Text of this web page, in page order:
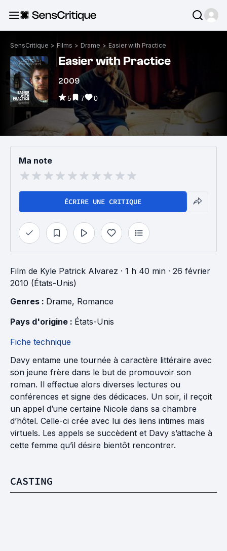
SensCritique > Films > Drame > Easier with Practice
Easier with Practice
2009
5 7 0
Ma note
ÉCRIRE UNE CRITIQUE
Film de Kyle Patrick Alvarez · 1 h 40 min · 26 février
2010 (États-Unis)
Genres : Drame, Romance
Pays d'origine : États-Unis
Fiche technique
Davy entame une tournée à caractère littéraire avec
son jeune frère dans le but de promouvoir son
roman. Il effectue alors diverses lectures ou
conférences et signe des dédicaces. Un soir, il reçoit
un appel d’une certaine Nicole dans sa chambre
d’hôtel. Celle-ci crée avec lui des liens intimes mais
virtuels. Les appels se succèdent et Davy s’attache à
cette femme qu’il désire bientôt rencontrer.
CASTING